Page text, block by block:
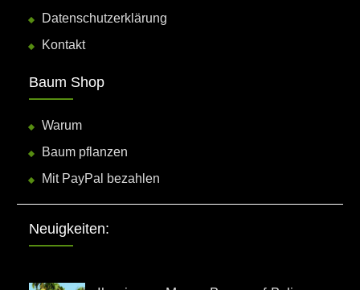
Datenschutzerklärung
Kontakt
Baum Shop
Warum
Baum pflanzen
Mit PayPal bezahlen
Neuigkeiten: